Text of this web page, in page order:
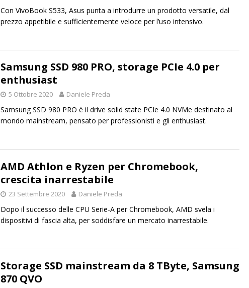
Con VivoBook S533, Asus punta a introdurre un prodotto versatile, dal
prezzo appetibile e sufficientemente veloce per l’uso intensivo.
Samsung SSD 980 PRO, storage PCIe 4.0 per
enthusiast
5 Ottobre 2020 Daniele Preda
Samsung SSD 980 PRO è il drive solid state PCIe 4.0 NVMe destinato al
mondo mainstream, pensato per professionisti e gli enthusiast.
AMD Athlon e Ryzen per Chromebook,
crescita inarrestabile
23 Settembre 2020 Daniele Preda
Dopo il successo delle CPU Serie-A per Chromebook, AMD svela i
dispositivi di fascia alta, per soddisfare un mercato inarrestabile.
Storage SSD mainstream da 8 TByte, Samsung
870 QVO